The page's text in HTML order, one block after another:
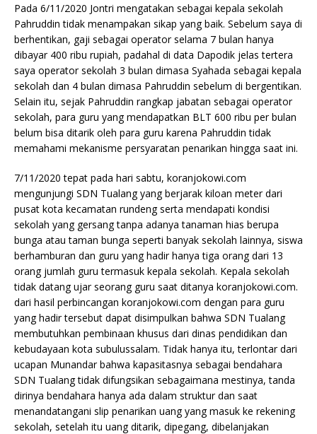
Pada 6/11/2020 Jontri mengatakan sebagai kepala sekolah
Pahruddin tidak menampakan sikap yang baik. Sebelum saya di
berhentikan, gaji sebagai operator selama 7 bulan hanya
dibayar 400 ribu rupiah, padahal di data Dapodik jelas tertera
saya operator sekolah 3 bulan dimasa Syahada sebagai kepala
sekolah dan 4 bulan dimasa Pahruddin sebelum di bergentikan.
Selain itu, sejak Pahruddin rangkap jabatan sebagai operator
sekolah, para guru yang mendapatkan BLT 600 ribu per bulan
belum bisa ditarik oleh para guru karena Pahruddin tidak
memahami mekanisme persyaratan penarikan hingga saat ini.
7/11/2020 tepat pada hari sabtu, koranjokowi.com
mengunjungi SDN Tualang yang berjarak kiloan meter dari
pusat kota kecamatan rundeng serta mendapati kondisi
sekolah yang gersang tanpa adanya tanaman hias berupa
bunga atau taman bunga seperti banyak sekolah lainnya, siswa
berhamburan dan guru yang hadir hanya tiga orang dari 13
orang jumlah guru termasuk kepala sekolah. Kepala sekolah
tidak datang ujar seorang guru saat ditanya koranjokowi.com.
dari hasil perbincangan koranjokowi.com dengan para guru
yang hadir tersebut dapat disimpulkan bahwa SDN Tualang
membutuhkan pembinaan khusus dari dinas pendidikan dan
kebudayaan kota subulussalam. Tidak hanya itu, terlontar dari
ucapan Munandar bahwa kapasitasnya sebagai bendahara
SDN Tualang tidak difungsikan sebagaimana mestinya, tanda
dirinya bendahara hanya ada dalam struktur dan saat
menandatangani slip penarikan uang yang masuk ke rekening
sekolah, setelah itu uang ditarik, dipegang, dibelanjakan